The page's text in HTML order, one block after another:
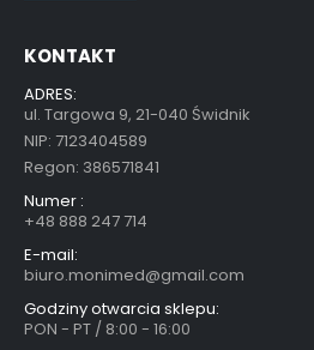
KONTAKT
ADRES:
ul. Targowa 9, 21-040 Świdnik
NIP: 7123404589
Regon: 386571841
Numer :
+48 888 247 714
E-mail:
biuro.monimed@gmail.com
Godziny otwarcia sklepu:
PON - PT / 8:00 - 16:00